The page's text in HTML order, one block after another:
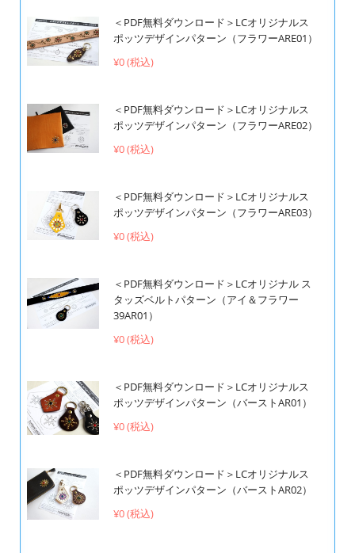
＜PDF無料ダウンロード＞LCオリジナルス
ポッツデザインパターン（フラワーARE01）
¥0 (税込)
＜PDF無料ダウンロード＞LCオリジナルス
ポッツデザインパターン（フラワーARE02）
¥0 (税込)
＜PDF無料ダウンロード＞LCオリジナルス
ポッツデザインパターン（フラワーARE03）
¥0 (税込)
＜PDF無料ダウンロード＞LCオリジナル ス
タッズベルトパターン（アイ＆フラワー
39AR01）
¥0 (税込)
＜PDF無料ダウンロード＞LCオリジナルス
ポッツデザインパターン（バーストAR01）
¥0 (税込)
＜PDF無料ダウンロード＞LCオリジナルス
ポッツデザインパターン（バーストAR02）
¥0 (税込)